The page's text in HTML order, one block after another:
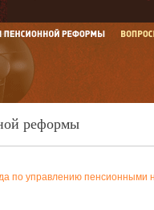
реформы
по управлению пенсионными